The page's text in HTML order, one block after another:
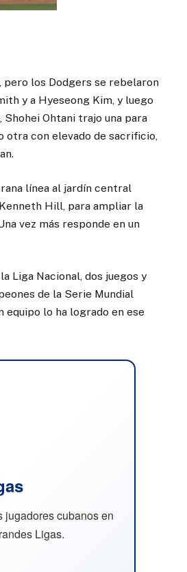
pero los Dodgers se rebelaron
y a Hyeseong Kim, y luego
Ohtani trajo una para
con elevado de sacrificio,
línea al jardín central
Hill, para ampliar la
vez más responde en un
Liga Nacional, dos juegos y
de la Serie Mundial
lo ha logrado en ese
jugadores cubanos en
Ligas.